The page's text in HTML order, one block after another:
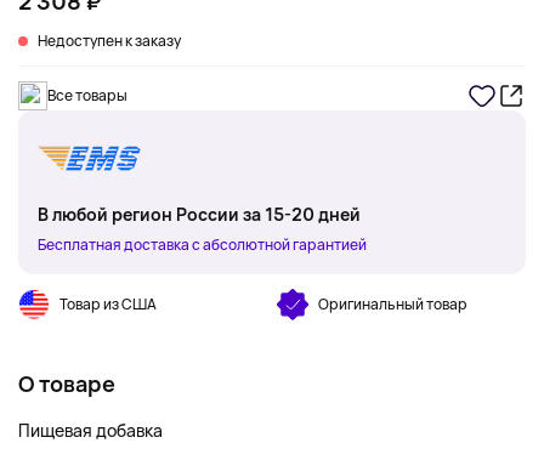
Недоступен к заказу
Все товары
В любой регион России за 15-20 дней
Бесплатная доставка с абсолютной гарантией
Товар из США Оригинальный товар
О товаре
Пищевая добавка